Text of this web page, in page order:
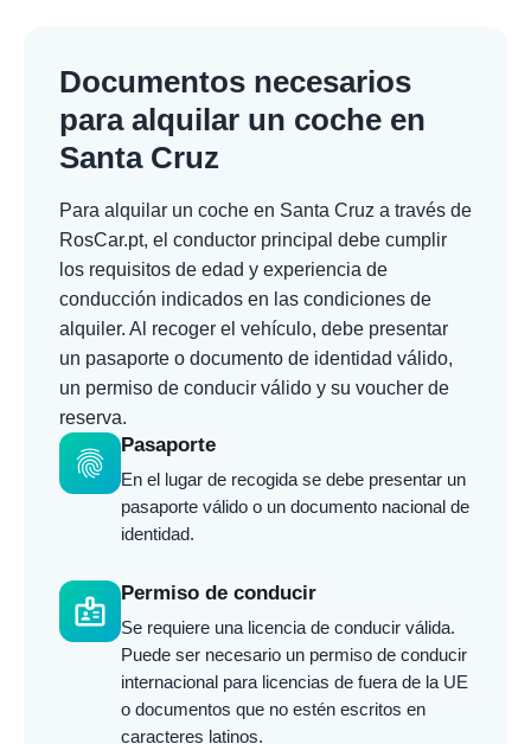
Documentos necesarios
para alquilar un coche en
Santa Cruz
Para alquilar un coche en Santa Cruz a través de
RosCar.pt, el conductor principal debe cumplir
los requisitos de edad y experiencia de
conducción indicados en las condiciones de
alquiler. Al recoger el vehículo, debe presentar
un pasaporte o documento de identidad válido,
un permiso de conducir válido y su voucher de
reserva.
fingerprint
Pasaporte
En el lugar de recogida se debe presentar un
pasaporte válido o un documento nacional de
identidad.
badge
Permiso de conducir
Se requiere una licencia de conducir válida.
Puede ser necesario un permiso de conducir
internacional para licencias de fuera de la UE
o documentos que no estén escritos en
caracteres latinos.